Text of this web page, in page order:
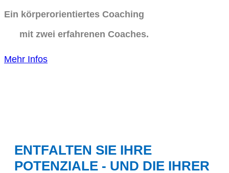
Ein körperorientiertes Coaching
mit zwei erfahrenen Coaches.
Mehr Infos
ENTFALTEN SIE IHRE
POTENZIALE - UND DIE IHRER